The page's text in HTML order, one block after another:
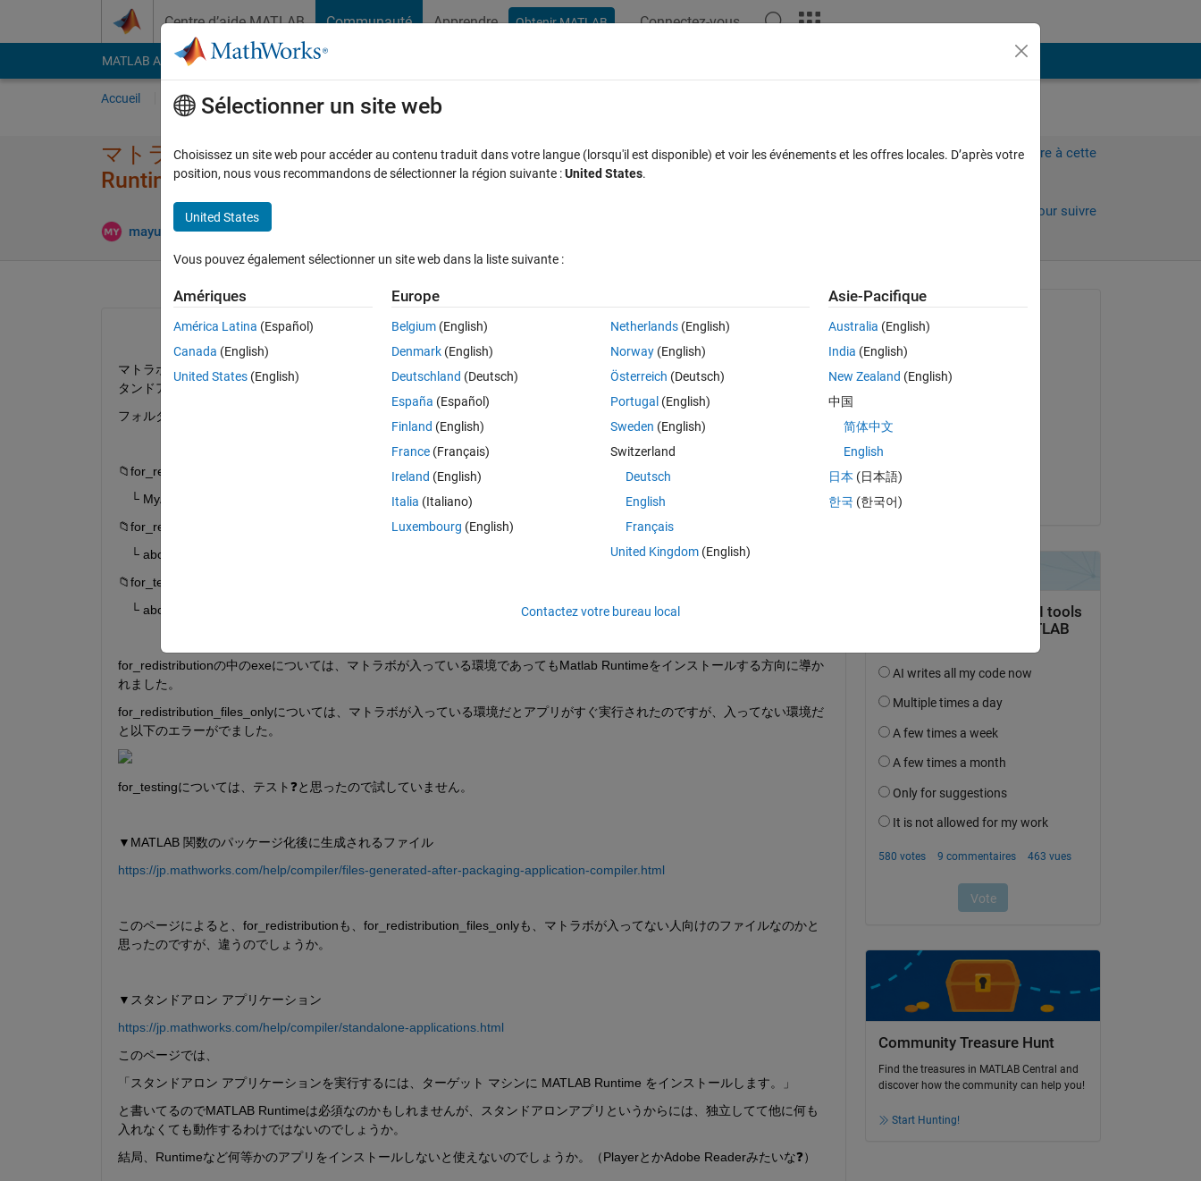
Centre d’aide MATLAB Communauté Apprendre Obtenir MATLAB Connectez-vous
MATLAB Answers File Exchange Cody
Accueil Poser une question Parcourir
マトラボでスタンドア​ロンアプリ作成したの​ですが、結局Matl​ab
Runtimeなど何​かインストールする必​要があるのでしょうか​。
mayu 8 Mai 2023 1 Réponse
Connectez-vous pour répondre à cette
Connectez-vous pour suivre
Afficher commentaires plus anciens
マトラボの入ってないPCでもマトラボで作成したアプリを使えるようにしたいと思って、Application Compilerを使用してス
タンドアロンアプリ作成しました。
フォルダが３つできて、それぞれのフォルダ内にexeファイルができていました。
📁for_redistribution
└ MyAppInstaller_web.exe
📁for_redistribution_files_only
└ abcdefg(任意).exe
📁for_testing
└ abcdefg(任意).exe
for_redistributionの中のexeについては、マトラボが入っている環境であってもMatlab Runtimeをインストールする方向に導か
れました。
for_redistribution_files_onlyについては、マトラボが入っている環境だとアプリがすぐ実行されたのですが、入ってない環境だ
と以下のエラーがでました。
for_testingについては、テスト❓と思ったので試していません。
▼MATLAB 関数のパッケージ化後に生成されるファイル
https://jp.mathworks.com/help/compiler/files-generated-after-packaging-application-compiler.html
このページによると、for_redistributionも、for_redistribution_files_onlyも、マトラボが入ってない人向けのファイルなのかと
思ったのですが、違うのでしょうか。
▼スタンドアロン アプリケーション
https://jp.mathworks.com/help/compiler/standalone-applications.html
このページでは、
「スタンドアロン アプリケーションを実行するには、ターゲット マシンに MATLAB Runtime をインストールします。」
と書いてるのでMATLAB Runtimeは必須なのかもしれませんが、スタンドアロンアプリというからには、独立してて他に何も
入れなくても動作するわけではないのでしょうか。
結局、Runtimeなど何等かのアプリをインストールしないと使えないのでしょうか。（PlayerとかAdobe Readerみたいな❓）
le 8 Mai 2023
Acceptée :
Community Treasure Hunt
Find the treasures in MATLAB Central and
discover how the community can help you!
Start Hunting!
Sélectionner un site web
Choisissez un site web pour accéder au contenu traduit dans votre langue (lorsqu'il est disponible) et voir les événements et les offres locales. D’après votre
position, nous vous recommandons de sélectionner la région suivante :United States.
United States
Vous pouvez également sélectionner un site web dans la liste suivante :
Amériques
América Latina (Español)
Canada (English)
United States (English)
Europe
Belgium (English)
Denmark (English)
Deutschland (Deutsch)
España (Español)
Finland (English)
France (Français)
Ireland (English)
Italia (Italiano)
Luxembourg (English)
Netherlands(English)
Norway(English)
Österreich (Deutsch)
Portugal (English)
Sweden (English)
Switzerland
Deutsch
English
Français
United Kingdom(English)
Asie-Pacifique
Australia (English)
India (English)
New Zealand (English)
中国
简体中文
English
日本 (日本語)
한국 (한국어)
Contactez votre bureau local